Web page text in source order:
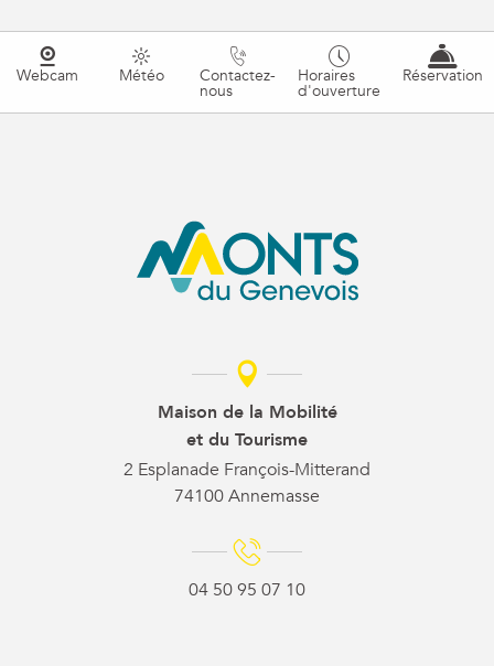
Webcam Météo Contactez-
nous
Horaires
d'ouverture
Réservation
Maison de la Mobilité
et du Tourisme
2 Esplanade François-Mitterand
74100 Annemasse
04 50 95 07 10